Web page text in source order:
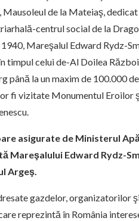
Mausoleul de la Mateiaş,
centrul social de la
Mareşalul Edward Rydz-
timpul celui de-Al Doilea
până la un maxim de 100.000
fi vizitate Monumentul
asigurate de Ministerul
Mareşalului Edward Rydz-
Argeş.
gazdelor, organizatorilor
reprezintă în România